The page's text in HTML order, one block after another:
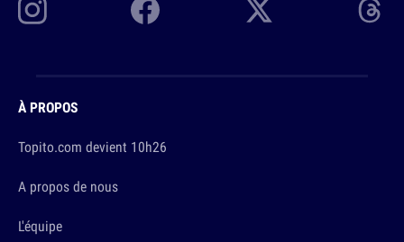
À PROPOS
Topito.com devient 10h26
A propos de nous
L'équipe